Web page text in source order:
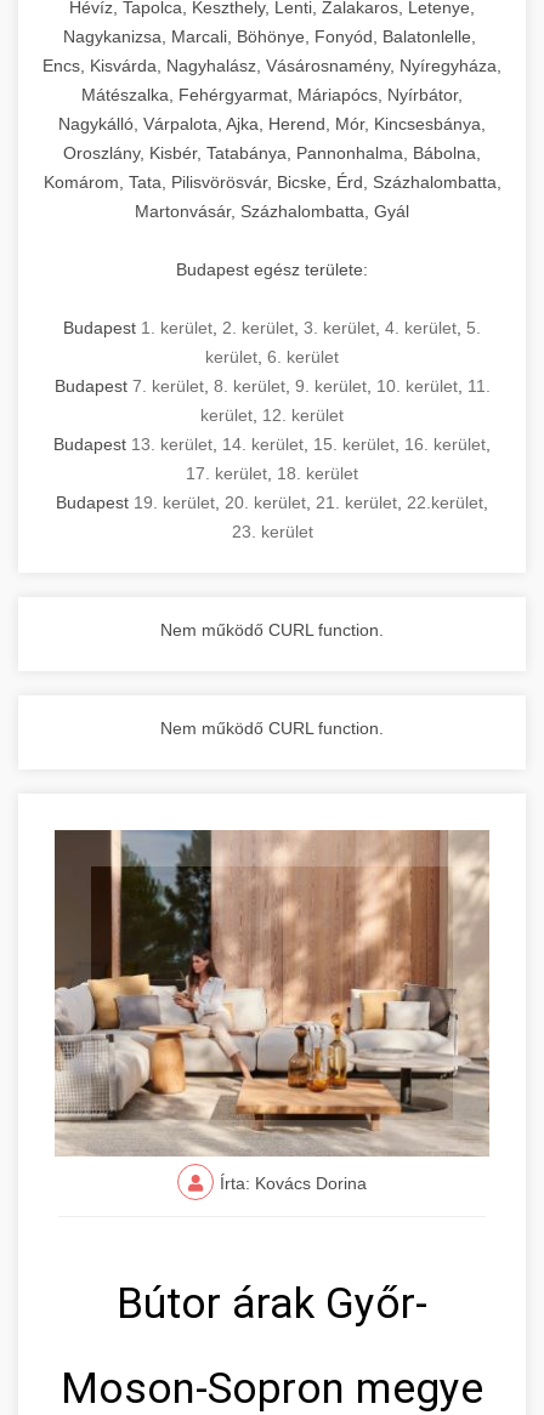
Hévíz, Tapolca, Keszthely, Lenti, Zalakaros, Letenye,
Nagykanizsa, Marcali, Böhönye, Fonyód, Balatonlelle,
Encs, Kisvárda, Nagyhalász, Vásárosnamény, Nyíregyháza,
Mátészalka, Fehérgyarmat, Máriapócs, Nyírbátor,
Nagykálló, Várpalota, Ajka, Herend, Mór, Kincsesbánya,
Oroszlány, Kisbér, Tatabánya, Pannonhalma, Bábolna,
Komárom, Tata, Pilisvörösvár, Bicske, Érd, Százhalombatta,
Martonvásár, Százhalombatta, Gyál
Budapest egész területe:
Budapest 1. kerület 2. kerület 3. kerület 4. kerület 5.
kerület 6. kerület
Budapest 7. kerület, 8. kerület, 9. kerület, 10. kerület, 11.
kerület 12. kerület
Budapest 13. kerület 14. kerület 15. kerület 16. kerület
17. kerület 18. kerület
Budapest 19. kerület 20. kerület 21. kerület 22.kerület
23. kerület
Nem működő CURL function.
Nem működő CURL function.
Írta: Kovács Dorina
Bútor árak Győr-
Moson-Sopron megye